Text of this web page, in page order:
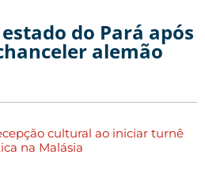
do Pará após
alemão